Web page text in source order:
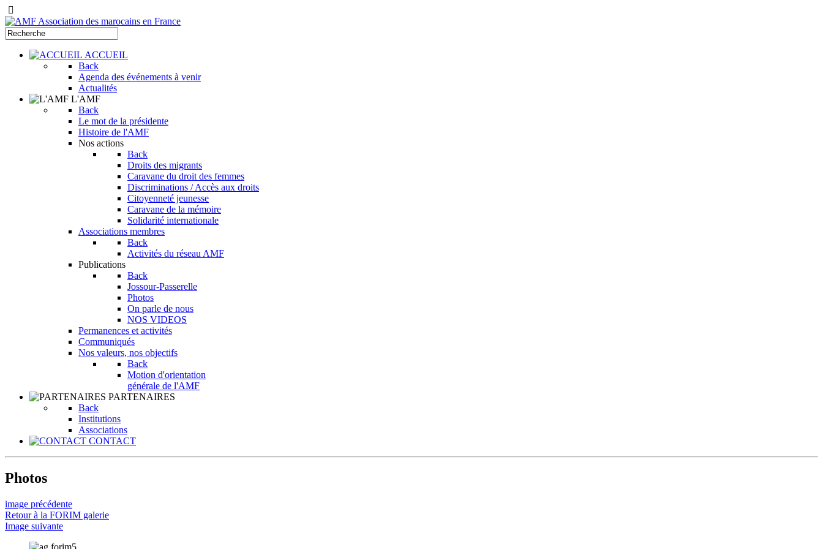
ACCUEIL
Back
Agenda des événements à venir
Actualités
L'AMF
Back
Le mot de la présidente
Histoire de l'AMF
Nos actions
Back
Droits des migrants
Caravane du droit des femmes
Discriminations / Accès aux droits
Citoyenneté jeunesse
Caravane de la mémoire
Solidarité internationale
Associations membres
Back
Activités du réseau AMF
Publications
Back
Jossour-Passerelle
Photos
On parle de nous
NOS VIDEOS
Permanences et activités
Communiqués
Nos valeurs, nos objectifs
Back
Motion d'orientation
générale de l'AMF
PARTENAIRES
Back
Institutions
Associations
CONTACT
Photos
image précédente
Retour à la FORIM galerie
Image suivante